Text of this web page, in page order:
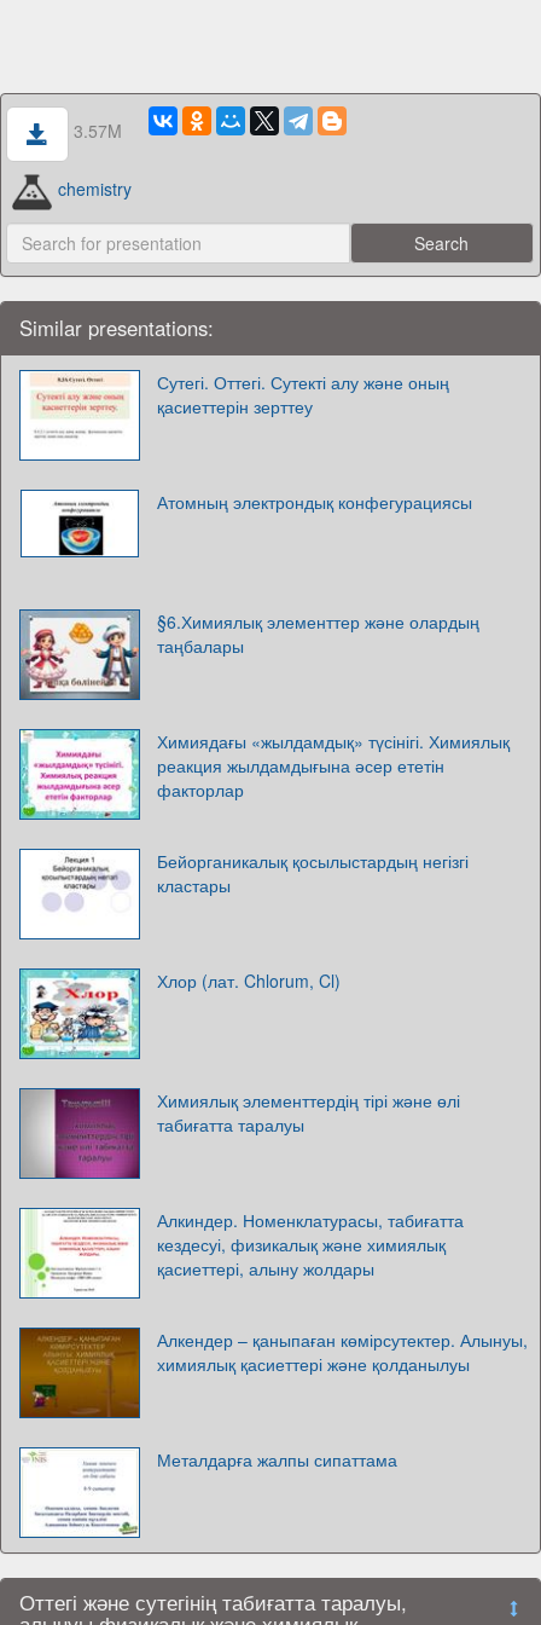
3.57M
chemistry
Similar presentations:
Сутегі. Оттегі. Сутекті алу және оның
қасиеттерін зерттеу
Атомның электрондық конфегурациясы
§6.Химиялық элементтер және олардың
таңбалары
Химиядағы «жылдамдық» түсінігі. Химиялық
реакция жылдамдығына әсер ететін
факторлар
Бейорганикалық қосылыстардың негізгі
кластары
Хлор (лат. Chlorum, Cl)
Химиялық элементтердің тірі және өлі
табиғатта таралуы
Алкиндер. Номенклатурасы, табиғатта
кездесуі, физикалық және химиялық
қасиеттері, алыну жолдары
Алкендер – қаныпаған көмірсутектер. Алынуы,
химиялық қасиеттері және қолданылуы
Металдарға жалпы сипаттама
Оттегі және сутегінің табиғатта таралуы,